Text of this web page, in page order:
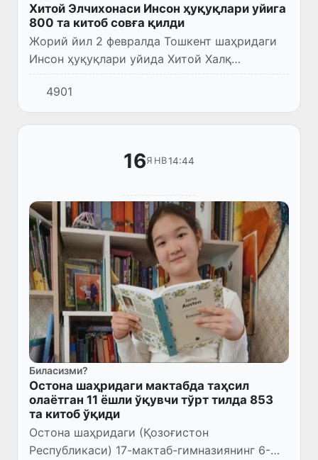
Хитой Элчихонаси Инсон ҳуқуқлари уйига
800 та китоб совға қилди
Жорий йил 2 февралда Тошкент шаҳридаги
Инсон ҳуқуқлари уйида Хитой Халқ
Республикаси Раиси Си Цзиньпиннинг ўзбек
тилида нашр этилган «Давлат бошқаруви
тўғрисида», «Инсон ҳуқуқларин...
4901
16ЯНВ14:44
Биласизми?
Остона шаҳридаги мактабда таҳсил
олаётган 11 ёшли ўқувчи тўрт тилда 853
та китоб ўқиди
Остона шаҳридаги (Қозоғистон
Республикаси) 17-мактаб-гимназиянинг 6-